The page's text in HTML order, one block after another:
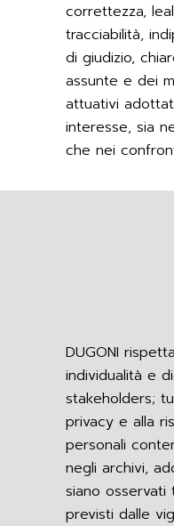
correttezza,
tracciabilità,
di giudizio,
assunte e dei
attuativi
interesse, sia
che nei
DUGONI
individualità e
stakeholders;
privacy e alla
personali
negli archivi,
siano osservati
previsti dalle